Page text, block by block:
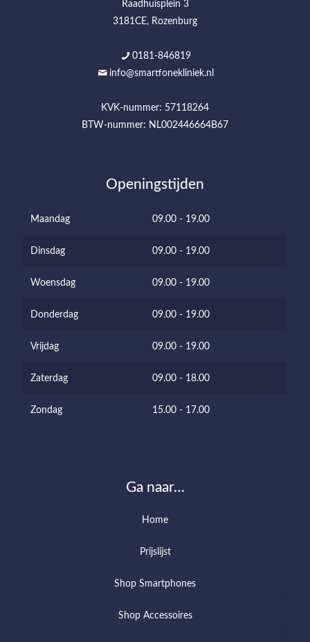
Raadhuisplein 3
3181CE, Rozenburg
0181-846819
info@smartfonekliniek.nl
KVK-nummer: 57118264
BTW-nummer: NL002446664B67
Openingstijden
Maandag 09.00 - 19.00
Dinsdag 09.00 - 19.00
Woensdag 09.00 - 19.00
Donderdag 09.00 - 19.00
Vrijdag 09.00 - 19.00
Zaterdag 09.00 - 18.00
Zondag 15.00 - 17.00
Ga naar…
Home
Prijslijst
Shop Smartphones
Shop Accessoires